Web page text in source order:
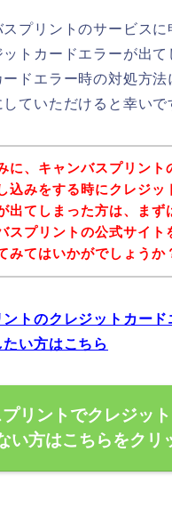
プリントのサービスに
トカードエラーが出て
ドエラー時の対処方法
ていただけると幸いで
に、キャンバスプリント
込みをする時にクレジッ
出てしまった方は、まず
スプリントの公式サイト
みてはいかがでしょうか
トのクレジットカード
い方はこちら
リントでクレジッ
い方はこちらをクリ